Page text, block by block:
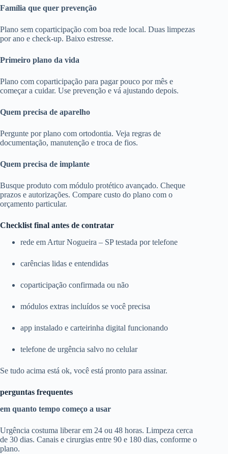
Família que quer prevenção
Plano sem coparticipação com boa rede local. Duas limpezas
por ano e check-up. Baixo estresse.
Primeiro plano da vida
Plano com coparticipação para pagar pouco por mês e
começar a cuidar. Use prevenção e vá ajustando depois.
Quem precisa de aparelho
Pergunte por plano com ortodontia. Veja regras de
documentação, manutenção e troca de fios.
Quem precisa de implante
Busque produto com módulo protético avançado. Cheque
prazos e autorizações. Compare custo do plano com o
orçamento particular.
Checklist final antes de contratar
rede em Artur Nogueira – SP testada por telefone
carências lidas e entendidas
coparticipação confirmada ou não
módulos extras incluídos se você precisa
app instalado e carteirinha digital funcionando
telefone de urgência salvo no celular
Se tudo acima está ok, você está pronto para assinar.
perguntas frequentes
em quanto tempo começo a usar
Urgência costuma liberar em 24 ou 48 horas. Limpeza cerca
de 30 dias. Canais e cirurgias entre 90 e 180 dias, conforme o
plano.